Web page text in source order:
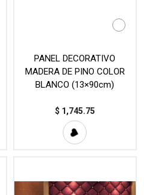
PANEL DECORATIVO
MADERA DE PINO COLOR
BLANCO (13×90cm)
$ 1,745.75